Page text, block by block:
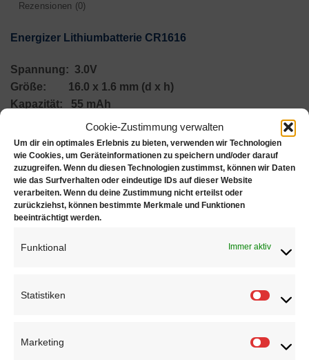
Cookie-Zustimmung verwalten
Um dir ein optimales Erlebnis zu bieten, verwenden wir Technologien
wie Cookies, um Geräteinformationen zu speichern und/oder darauf
zuzugreifen. Wenn du diesen Technologien zustimmst, können wir Daten
wie das Surfverhalten oder eindeutige IDs auf dieser Website
verarbeiten. Wenn du deine Zustimmung nicht erteilst oder
zurückziehst, können bestimmte Merkmale und Funktionen
beeinträchtigt werden.
Funktional Immer aktiv
Statistiken
Marketing
Rezensionen (0)
Energizer Lithiumbatterie CR1616
Spannung: 3.0V
Größe: 16.0 x 1.6 mm (d x h)
Kapazität: 55 mAh
Hinweis zur Entsorgung der Batterien (BattG)
Batterien dürfen nicht mit Hausmüll entsorgt werden.
Verbraucher sind gesetzlich verpflichtet die
gebrauchten Batterien bei öffentlichen Sammelstellen
zu entsorgen. Sie können die von uns erworbenen
Schadstoffhaltige Batterien sind mit einem Zeichen
Bedeutung der Symbole: